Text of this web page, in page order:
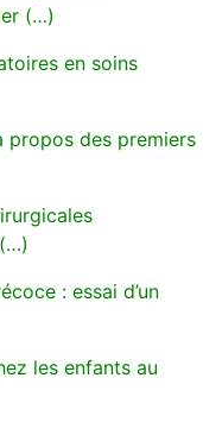
(…)
en soins
propos des premiers
: essai d’un
les enfants au